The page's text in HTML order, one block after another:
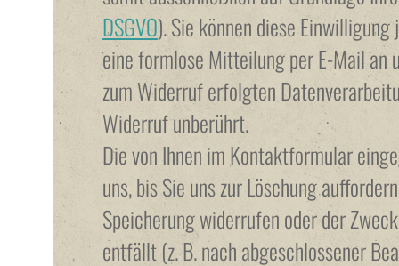
DSGVO). Sie können diese
eine formlose Mitteilung per E-Mail an
zum Widerruf erfolgten
Widerruf unberührt.
Die von Ihnen im Kontaktformular
uns, bis Sie uns zur Löschung
Speicherung widerrufen oder der
entfällt (z. B. nach abgeschlossener